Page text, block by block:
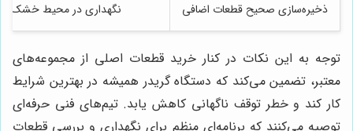
ذخیره‌سازی صحیح قطعات اضافی نگهداری در محیط خشک و
توجه به این نکات در کنار خرید قطعات اصلی از مجموعه‌های
معتبر، تضمین می‌کند که دستگاه گريدر همیشه در بهترین شرایط
کار کند و خطر توقف ناگهانی کاهش یابد. تیم‌های فنی حرفه‌ای
توصیه می‌کنند که برنامه‌ای منظم برای نگهداری و بررسی قطعات